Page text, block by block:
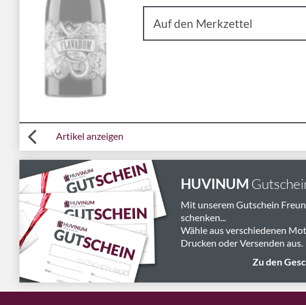
Artikel anzeigen
HUVINUM
Mit unserem Gutschein
schenken...
Wähle aus verschiedenen
Drucken oder Versenden aus.
Zu den